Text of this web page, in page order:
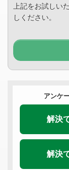
上記をお試しい
しください。
アンケ
解決
解決